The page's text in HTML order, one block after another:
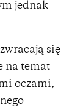
jednak
się
na temat
oczami,